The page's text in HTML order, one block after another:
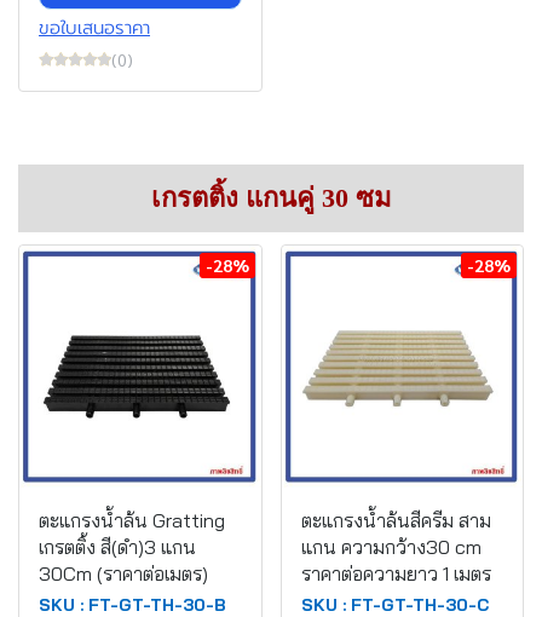
ขอใบเสนอราคา
(0)
เกรตติ้ง แกนคู่ 30 ซม
-28%
ตะแกรงน้ำล้น Gratting
เกรตติ้ง สี(ดำ)3 แกน
30Cm (ราคาต่อเมตร)
SKU : FT-GT-TH-30-B
-28%
ตะแกรงน้ำล้นสีครีม สาม
แกน ความกว้าง30 cm
ราคาต่อความยาว 1 เมตร
SKU : FT-GT-TH-30-C